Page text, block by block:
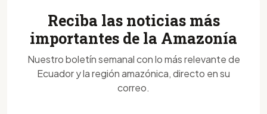
Reciba las noticias más
importantes de la Amazonía
Nuestro boletín semanal con lo más relevante de
Ecuador y la región amazónica, directo en su
correo.